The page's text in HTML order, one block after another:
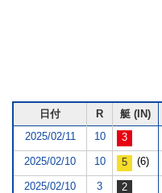
日付 R 艇 (IN)
2025/02/11
10
2025/02/10 10 (6)
2025/02/10 3